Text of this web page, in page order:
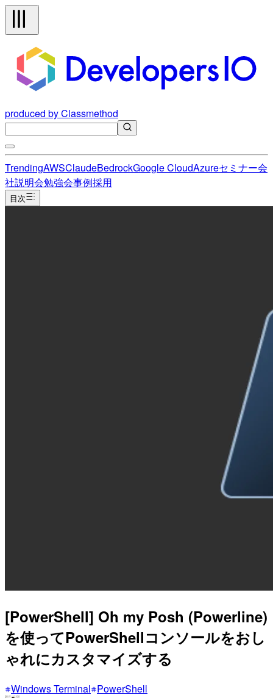
produced by Classmethod
TrendingAWSClaudeBedrockGoogle CloudAzureセミナー会
社説明会勉強会事例採用
目次
[PowerShell] Oh my Posh (Powerline)
を使ってPowerShellコンソールをおし
ゃれにカスタマイズする
Windows Terminal PowerShell